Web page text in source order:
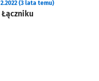
Łączniku
(3 lata temu)